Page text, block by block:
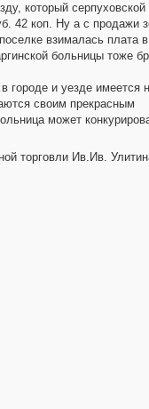
который серпуховской
42 коп. Ну а с продажи
взималась плата в
больницы тоже
и уезде имеется
своим прекрасным
может
торговли Ив.Ив.